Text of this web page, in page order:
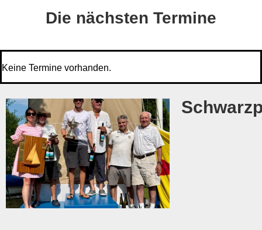
Die nächsten Termine
Keine Termine vorhanden.